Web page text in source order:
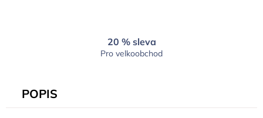
20 % sleva
Pro velkoobchod
POPIS